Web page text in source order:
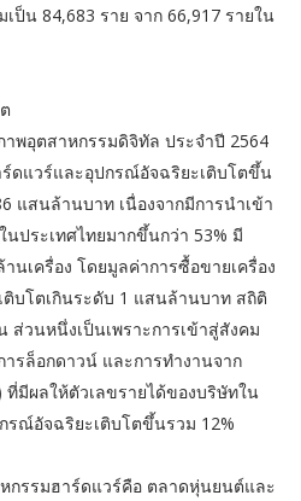
เป็น 84,683 ราย จาก 66,917 รายใน
พอุตสาหกรรมดิจิทัล ประจำปี 2564
ดแวร์และอุปกรณ์อัจฉริยะเติบโตขึ้น
แสนล้านบาท เนื่องจากมีการนำเข้า
นประเทศไทยมากขึ้นกว่า 53% มี
นเครื่อง โดยมูลค่าการซื้อขายเครื่อง
ติบโตเกินระดับ 1 แสนล้านบาท สถิติ
ส่วนหนึ่งเป็นเพราะการเข้าสู่สังคม
รล็อกดาวน์ และการทำงานจาก
ที่มีผลให้ตัวเลขรายได้ของบริษัทใน
รณ์อัจฉริยะเติบโตขึ้นรวม 12%
กรรมฮาร์ดแวร์คือ ตลาดหุ่นยนต์และ